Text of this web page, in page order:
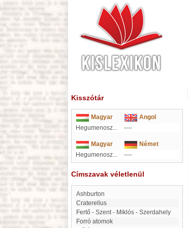
Kisszótár
Magyar
Angol
Hegumenosz...
----
Magyar
Német
Hegumenosz...
----
Címszavak véletlenül
Ashburton
Craterellus
Fertő - Szent - Miklós - Szerdahely
forró atomok